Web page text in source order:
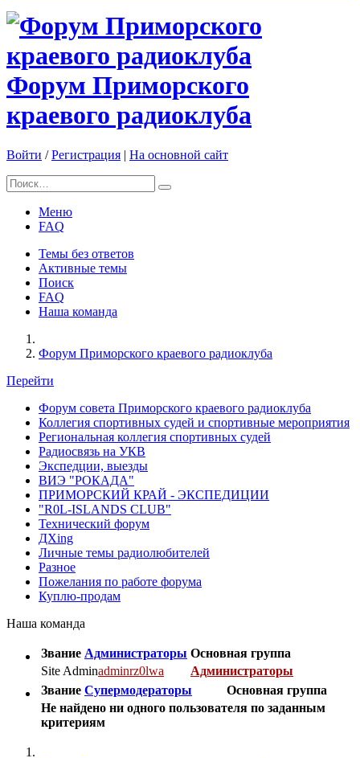
Форум Приморского
краевого радиоклуба
Войти /Регистрация | На основной сайт
Меню
FAQ
Темы без ответов
Активные темы
Поиск
FAQ
Наша команда
Форум Приморского краевого радиоклуба
Перейти
Форум совета Приморского краевого радиоклуба
Коллегия спортивных судей и спортивные мероприятия
Региональная коллегия спортивных судей
Радиосвязь на УКВ
Экспедции, выезды
ВИЭ "РОКАДА"
ПРИМОРСКИЙ КРАЙ - ЭКСПЕДИЦИИ
"R0L-ISLANDS CLUB"
Технический форум
ДХing
Личные темы радиолюбителей
Разное
Пожелания по работе форума
Куплю-продам
Наша команда
Звание Администраторы Основная группа
Site Adminadminrz0lwa
Администраторы
Звание Супермодераторы
Основная группа
Не найдено ни одного пользователя по заданным
критериям